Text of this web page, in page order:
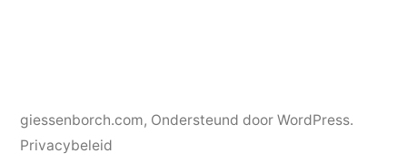
giessenborch.com, Ondersteund door WordPress.
Privacybeleid